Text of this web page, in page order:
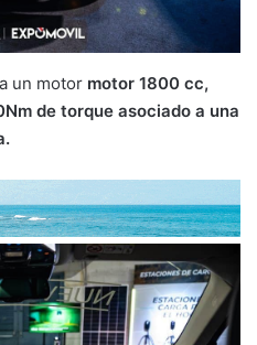
un motor motor 1800 cc,
de torque asociado a una